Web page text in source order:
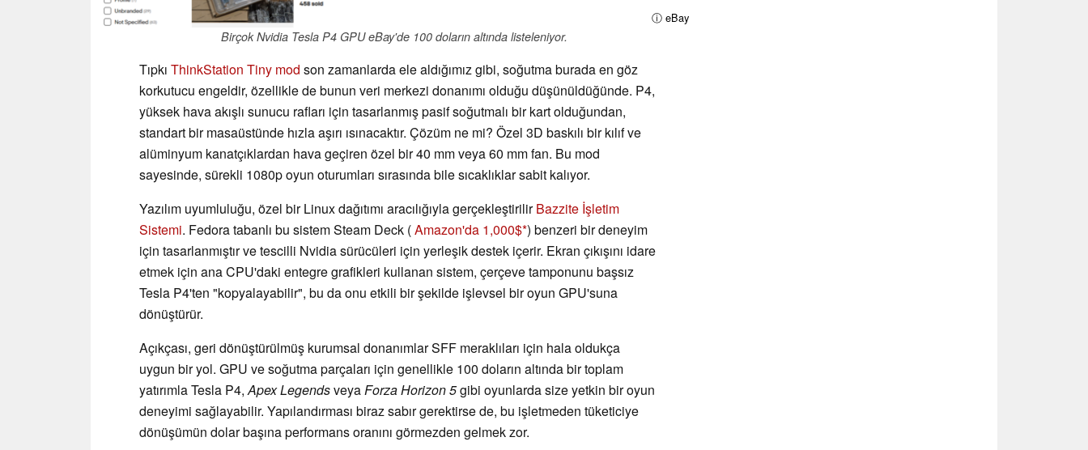
ⓘ eBay
Birçok Nvidia Tesla P4 GPU eBay'de 100 doların altında listeleniyor.
Tıpkı ThinkStation Tiny mod son zamanlarda ele aldığımız gibi, soğutma burada en göz
korkutucu engeldir, özellikle de bunun veri merkezi donanımı olduğu düşünüldüğünde. P4,
yüksek hava akışlı sunucu rafları için tasarlanmış pasif soğutmalı bir kart olduğundan,
standart bir masaüstünde hızla aşırı ısınacaktır. Çözüm ne mi? Özel 3D baskılı bir kılıf ve
alüminyum kanatçıklardan hava geçiren özel bir 40 mm veya 60 mm fan. Bu mod
sayesinde, sürekli 1080p oyun oturumları sırasında bile sıcaklıklar sabit kalıyor.
Yazılım uyumluluğu, özel bir Linux dağıtımı aracılığıyla gerçekleştirilirBazzite İşletim
Sistemi. Fedora tabanlı bu sistem Steam Deck (Amazon'da 1,000$ ) benzeri bir deneyim
için tasarlanmıştır ve tescilli Nvidia sürücüleri için yerleşik destek içerir. Ekran çıkışını idare
etmek için ana CPU'daki entegre grafikleri kullanan sistem, çerçeve tamponunu başsız
Tesla P4'ten "kopyalayabilir", bu da onu etkili bir şekilde işlevsel bir oyun GPU'suna
dönüştürür.
Açıkçası, geri dönüştürülmüş kurumsal donanımlar SFF meraklıları için hala oldukça
uygun bir yol. GPU ve soğutma parçaları için genellikle 100 doların altında bir toplam
yatırımla Tesla P4, Apex Legendsveya Forza Horizon 5gibi oyunlarda size yetkin bir oyun
deneyimi sağlayabilir. Yapılandırması biraz sabır gerektirse de, bu işletmeden tüketiciye
dönüşümün dolar başına performans oranını görmezden gelmek zor.